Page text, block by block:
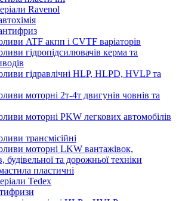
Ravenol
ATF акпп і CVTF варіаторів
гідропідсилювачів керма та
гідравлічні HLP, HLPD, HVLP та
моторні 2т-4т двигунів човнів та
моторні PKW легкових автомобілів
трансмісійні
моторні LKW вантажівок,
будівельної та дорожньої техніки
пластичні
Tedex